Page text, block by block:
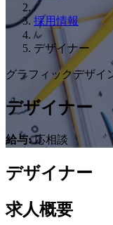
/
採用情報
/
デザイナー
グラフィックデザイ
デザイナー
給与: 応相談
デザイナー
求人概要